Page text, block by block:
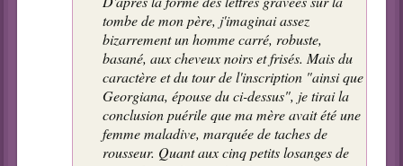
tombe de mon père, j'imaginai assez
bizarrement un homme carré, robuste,
basané, aux cheveux noirs et frisés. Mais du
caractère et du tour de l'inscription "ainsi que
Georgiana, épouse du ci-dessus", je tirai la
conclusion puérile que ma mère avait été une
femme maladive, marquée de taches de
rousseur. Quant aux cinq petits losanges de